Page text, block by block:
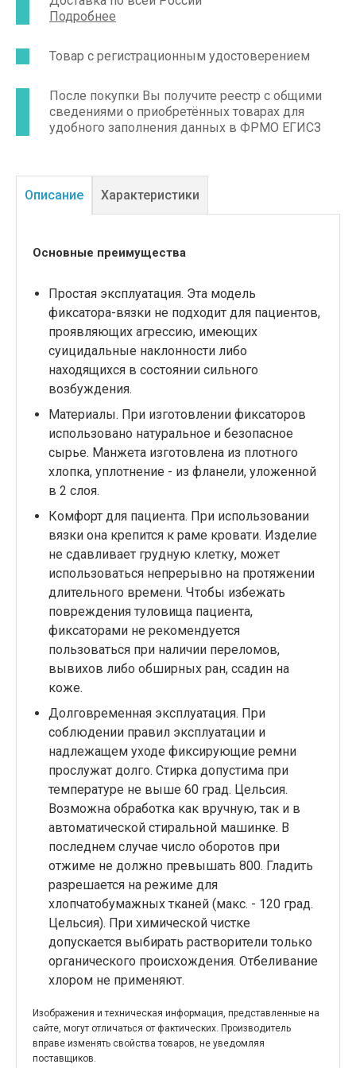
фастекс. Размеры: 70х9 см (длина х ширина
манжеты). Длина ремешка с каждой из сторон:
Подробнее
Товар с регистрационным удостоверением
После покупки Вы получите реестр с общими
сведениями о приобретённых товарах для
удобного заполнения данных в ФРМО ЕГИСЗ
Описание Характеристики
Основные преимущества
Простая эксплуатация. Эта модель
фиксатора-вязки не подходит для пациентов,
проявляющих агрессию, имеющих
суицидальные наклонности либо
находящихся в состоянии сильного
возбуждения.
Материалы. При изготовлении фиксаторов
использовано натуральное и безопасное
сырье. Манжета изготовлена из плотного
хлопка, уплотнение - из фланели, уложенной
в 2 слоя.
Комфорт для пациента. При использовании
вязки она крепится к раме кровати. Изделие
не сдавливает грудную клетку, может
использоваться непрерывно на протяжении
длительного времени. Чтобы избежать
повреждения туловища пациента,
фиксаторами не рекомендуется
пользоваться при наличии переломов,
вывихов либо обширных ран, ссадин на
коже.
Долговременная эксплуатация. При
соблюдении правил эксплуатации и
надлежащем уходе фиксирующие ремни
прослужат долго. Стирка допустима при
температуре не выше 60 град. Цельсия.
Возможна обработка как вручную, так и в
автоматической стиральной машинке. В
последнем случае число оборотов при
отжиме не должно превышать 800. Гладить
разрешается на режиме для
хлопчатобумажных тканей (макс. - 120 град.
Цельсия). При химической чистке
допускается выбирать растворители только
органического происхождения. Отбеливание
хлором не применяют.
Изображения и техническая информация, представленные на
сайте, могут отличаться от фактических. Производитель
вправе изменять свойства товаров, не уведомляя
поставщиков.